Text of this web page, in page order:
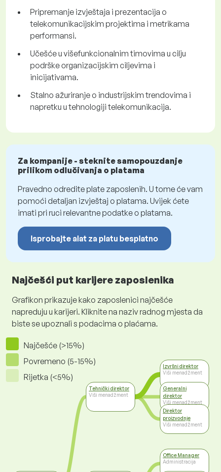
Pripremanje izvještaja i prezentacija o
telekomunikacijskim projektima i metrikama
performansi.
Učešće u višefunkcionalnim timovima u cilju
podrške organizacijskim ciljevima i
inicijativama.
Stalno ažuriranje o industrijskim trendovima i
napretku u tehnologiji telekomunikacija.
Za kompanije - steknite samopouzdanje
prilikom odlučivanja o platama
Pravedno odredite plate zaposlenih. U tome će vam
pomoći detaljan izvještaj o platama. Uvijek ćete
imati pri ruci relevantne podatke o platama.
Isprobajte alat za platu besplatno
Najčešći put karijere zaposlenika
Grafikon prikazuje kako zaposlenici najčešće
napreduju u karijeri. Kliknite na naziv radnog mjesta da
biste se upoznali s podacima o plaćama.
Najčešće (>15%)
Povremeno (5-15%)
Rijetka (<5%)
Tehnički direktor
Viši menadžment
Izvršni direktor
Viši menadžment
Generalni
direktor
Viši menadžment
Direktor
proizvodnje
Viši menadžment
Office Manager
Administracija